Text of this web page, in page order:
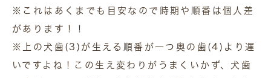
※これはあくまでも目安なので時期や順番は個人差
があります！！
※上の犬歯(3)が生える順番が一つ奥の歯(4)より遅
いですよね！この生え変わりがうまくいかず、犬歯